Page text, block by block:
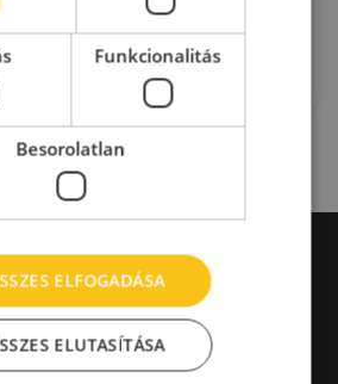
m
Funkcionalitás
Besorolatlan
ELFOGADÁSA
ELUTASÍTÁSA